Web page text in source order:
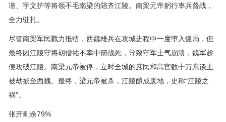
谨、宇文护等将领不毛南梁的陪齐江陵。南梁元帝躬行率兵督战，
全力驻扎。
尽管南梁军民戮力抵牾，西魏雄兵在攻城进程中一度堕入僵局，但
最终因江陵守将胡僧祐不幸中箭战死，导致守军士气崩溃，魏军趁
便攻破江陵。南梁元帝被俘，立时全城的庶民和高官数十万东谈主
被劫掳至西魏。最终，梁元帝被杀，江陵酿成废地，史称“江陵之
祸”。
张开剩余79%